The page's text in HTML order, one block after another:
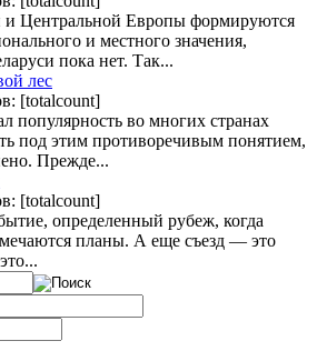
и Центральной Европы формируются
и местного значения,
пока нет. Так...
лес
[totalcount]
популярность во многих странах
под этим противоречивым понятием,
Прежде...
[totalcount]
определенный рубеж, когда
планы. А еще съезд — это